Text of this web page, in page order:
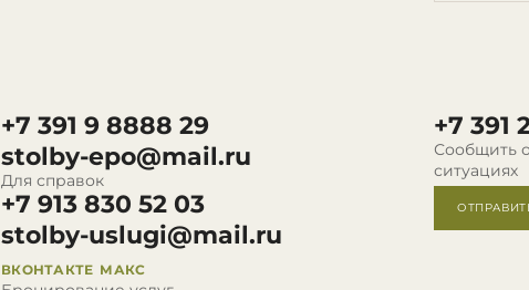
+7 391 9 8888 29
stolby-epo@mail.ru
Для справок
+7 913 830 52 03
stolby-uslugi@mail.ru
ВКОНТАКТЕ МАКС
+7 391
Сообщить
ситуациях